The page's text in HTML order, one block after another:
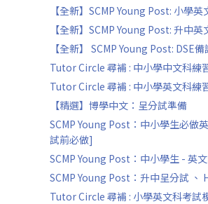
【全新】SCMP Young Post: 小學
【全新】SCMP Young Post: 升中
【全新】 SCMP Young Post: DSE
Tutor Circle 尋補 : 中小學中文科練
Tutor Circle 尋補 : 中小學英文科練
【精選】博學中文：呈分試準備
SCMP Young Post：中小學生必做
試前必做]
SCMP Young Post：中小學生 - 英
SCMP Young Post：升中呈分試 、
Tutor Circle 尋補 : 小學英文科考試